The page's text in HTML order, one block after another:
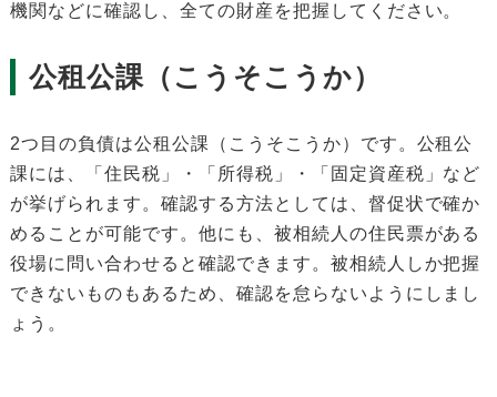
機関などに確認し、全ての財産を把握してください。
公租公課（こうそこうか）
2つ目の負債は公租公課（こうそこうか）です。公租公
課には、「住民税」・「所得税」・「固定資産税」など
が挙げられます。確認する方法としては、督促状で確か
めることが可能です。他にも、被相続人の住民票がある
役場に問い合わせると確認できます。被相続人しか把握
できないものもあるため、確認を怠らないようにしまし
ょう。